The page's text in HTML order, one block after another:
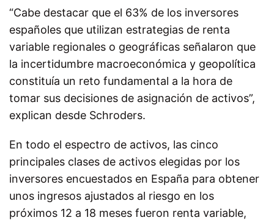
“Cabe destacar que el 63% de los inversores
españoles que utilizan estrategias de renta
variable regionales o geográficas señalaron que
la incertidumbre macroeconómica y geopolítica
constituía un reto fundamental a la hora de
tomar sus decisiones de asignación de activos”,
explican desde Schroders.
En todo el espectro de activos, las cinco
principales clases de activos elegidas por los
inversores encuestados en España para obtener
unos ingresos ajustados al riesgo en los
próximos 12 a 18 meses fueron renta variable,